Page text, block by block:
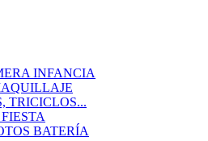
INFANCIA
TRICICLOS...
BATERÍA